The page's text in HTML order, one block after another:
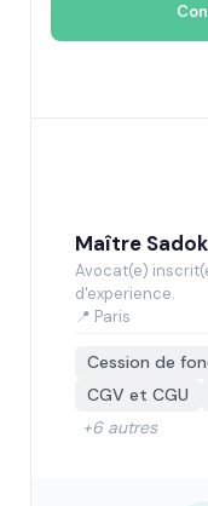
Maître
Avocat(e)
d'experience.
📍 Paris
Cession de
CGV et CGU
+6 autres